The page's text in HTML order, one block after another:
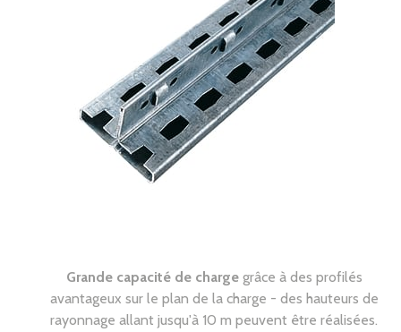
Grande capacité de chargegrâce à des profilés
avantageux sur le plan de la charge - des hauteurs de
rayonnage allant jusqu'à 10 m peuvent être réalisées.